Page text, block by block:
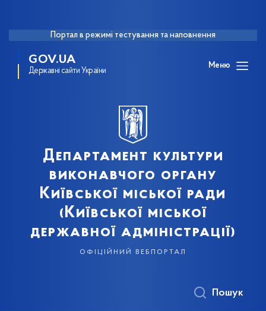
Портал в режимі тестування та наповнення
GOV.UA
Державні сайти України
Меню
Департамент культури
виконавчого органу
Київської міської ради
(Київської міської
державної адміністрації)
офіційний вебпортал
Пошук